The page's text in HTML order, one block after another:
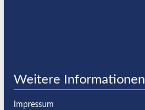
Weitere Informationen
Impressum